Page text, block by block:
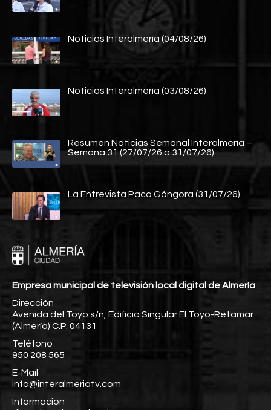
Noticias Interalmería (04/08/26)
Noticias Interalmería (03/08/26)
Resumen Noticias Semanal Interalmería –
Semana 31 (27/07/26 a 31/07/26)
La Entrevista Paco Góngora (31/07/26)
Empresa municipal de televisión local digital de Almería
Dirección
Avenida del Toyo s/n, Edificio Singular El Toyo-Retamar
(Almería) C.P. 04131
Teléfono
950 208 565
E-Mail
info@interalmeriatv.com
Información